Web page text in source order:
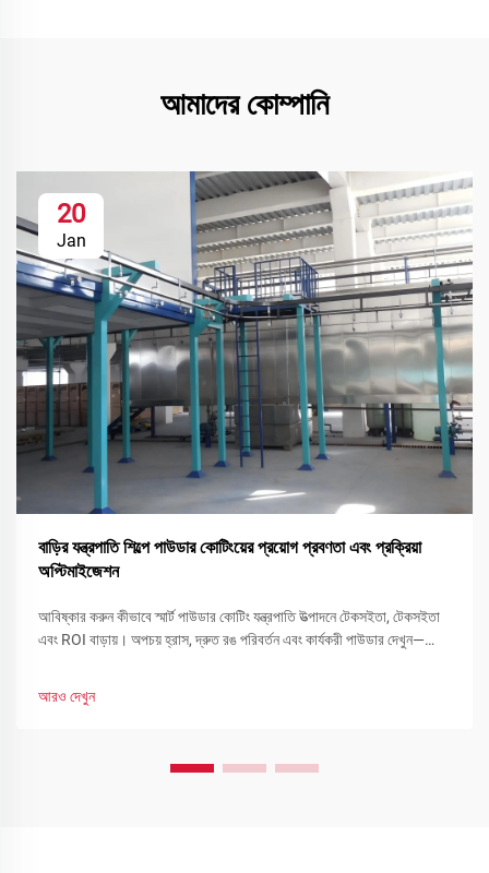
আমাদের কোম্পানি
20
Jan
বাড়ির যন্ত্রপাতি শিল্পে পাউডার কোটিংয়ের প্রয়োগ প্রবণতা এবং প্রক্রিয়া
অপ্টিমাইজেশন
আবিষ্কার করুন কীভাবে স্মার্ট পাউডার কোটিং যন্ত্রপাতি উত্পাদনে টেকসইতা, টেকসইতা
এবং ROI বাড়ায়। অপচয় হ্রাস, দ্রুত রঙ পরিবর্তন এবং কার্যকরী পাউডার দেখুন—
আরও দেখুন